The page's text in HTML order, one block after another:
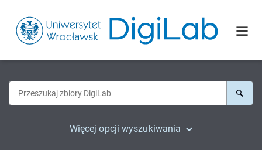
Więcej opcji wyszukiwania